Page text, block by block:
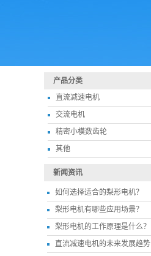
产品分类
直流减速电机
交流电机
精密小模数齿轮
其他
新闻资讯
如何选择适合的梨形电机？
梨形电机有哪些应用场景？
梨形电机的工作原理是什么？
直流减速电机的未来发展趋势